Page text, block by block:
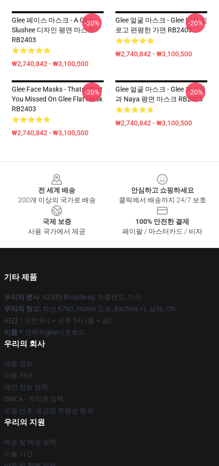
Glee 페이스 마스크 - A Glee
Slushee 디자인 평면 마스크
RB2403
₩2,740,842 - ₩3,100,500
-20%
Glee 얼굴 마스크 - Glee 단계 빛
로고 편평한 가면 RB2403
₩2,740,842 - ₩3,100,500
-20%
Glee Face Masks - Thats What
You Missed On Glee Flat Mask
RB2403
₩2,740,842 - ₩3,100,500
-20%
Glee 얼굴 마스크 - Glee 복고풍
과 Naya 평면 마스크 RB2403
₩2,740,842 - ₩3,100,500
-20%
전 세계 배송
200개 이상의 국가로 배송
안심하고 쇼핑하세요
클릭에서 배송까지 24/7 보호
국제 보증
사용 국가에서 제공
100% 안전한 결제
페이팔 / 마스터카드 / 비자
기타 제품
우리의 본사: 62335 Broadway, 오클랜드, 미국
우리의 창고: 차선 6780, Humin 도로, Bazhou 시, 상해, CN
시간 :: 오전 9시 ~ 오후 5시 (월 ~ 금)
이름 *: 연락처glee다운로드
우리의 회사
제품 정보
이용 약관
개인 정보 정책
DMCA - 저작권 정책
모델 번호: 공급망 투명성 행위
우리의 지원
배송 및 배송 정책
지불 기간